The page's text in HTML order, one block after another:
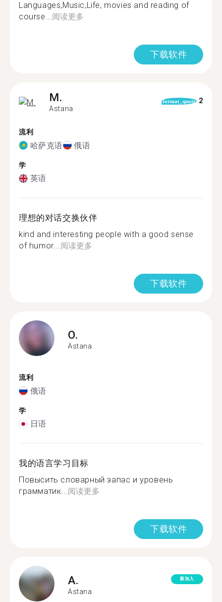
Languages,Music,Life, movies and reading of
course...阅读更多
下载软件
M.
Astana
format_quote 2
流利
哈萨克语 俄语
学
英语
理想的对话交换伙伴
kind and interesting people with a good sense
of humor...阅读更多
下载软件
O.
Astana
流利
俄语
学
日语
我的语言学习目标
Повысить словарный запас и уровень
грамматик...阅读更多
下载软件
A.
Astana
新加入